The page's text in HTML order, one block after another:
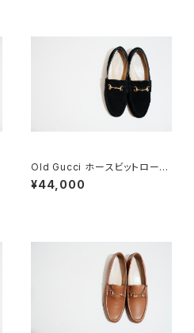
Old Gucci ホースビットローフ
ァー 6.5B スエードBK
¥44,000